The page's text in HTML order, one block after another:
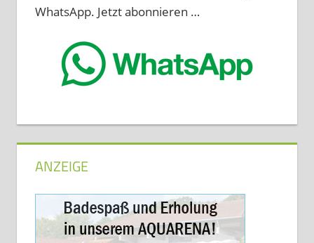
WhatsApp. Jetzt abonnieren …
ANZEIGE